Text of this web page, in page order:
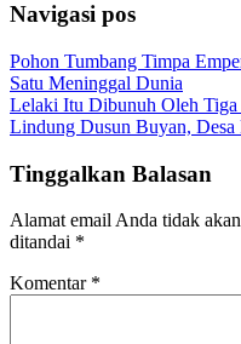
Navigasi pos
Pohon Tumbang Timpa
Satu Meninggal Dunia
Lelaki Itu Dibunuh Oleh Tiga
Lindung Dusun Buyan, Desa
Tinggalkan Balasan
Alamat email Anda tidak
ditandai *
Komentar *